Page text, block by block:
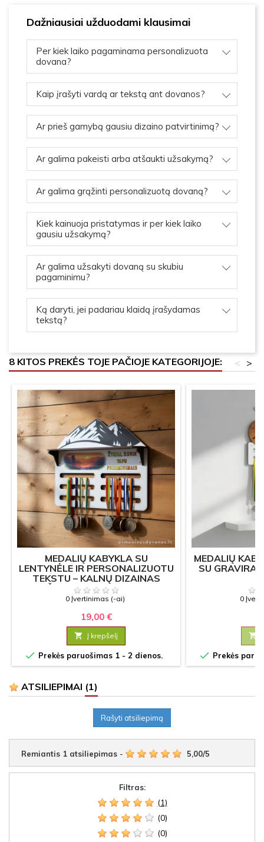
Dažniausiai užduodami klausimai
Per kiek laiko pagaminama personalizuota
dovana?
Kaip įrašyti vardą ar tekstą ant dovanos?
Ar prieš gamybą gausiu dizaino patvirtinimą?
Ar galima pakeisti arba atšaukti užsakymą?
Ar galima grąžinti personalizuotą dovaną?
Kiek kainuoja pristatymas ir per kiek laiko
gausiu užsakymą?
Ar galima užsakyti dovaną su skubiu
pagaminimu?
Ką daryti, jei padariau klaidą įrašydamas
tekstą?
8 KITOS PREKĖS TOJE PAČIOJE KATEGORIJOJE: >
<
MEDALIŲ KABYKLA SU
LENTYNĖLE IR PERSONALIZUOTU
TEKSTU – KALNŲ DIZAINAS
ŽYGIAMS IR SPORTUI
0 Įvertinimas (-ai)
19,00 €
 Į krepšelį
 Prekės paruošimas 1 - 2 dienos.
MEDALIŲ
SU
0

 Prekės
ATSILIEPIMAI (1)
Rašyti atsiliepimą
Remiantis 1 atsiliepimas - 5,00/5
Filtras:
(1)
(0)
(0)